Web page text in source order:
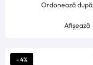
Ordonează după
Afișează
- 4%